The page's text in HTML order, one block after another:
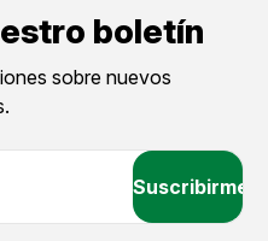
boletín
sobre nuevos